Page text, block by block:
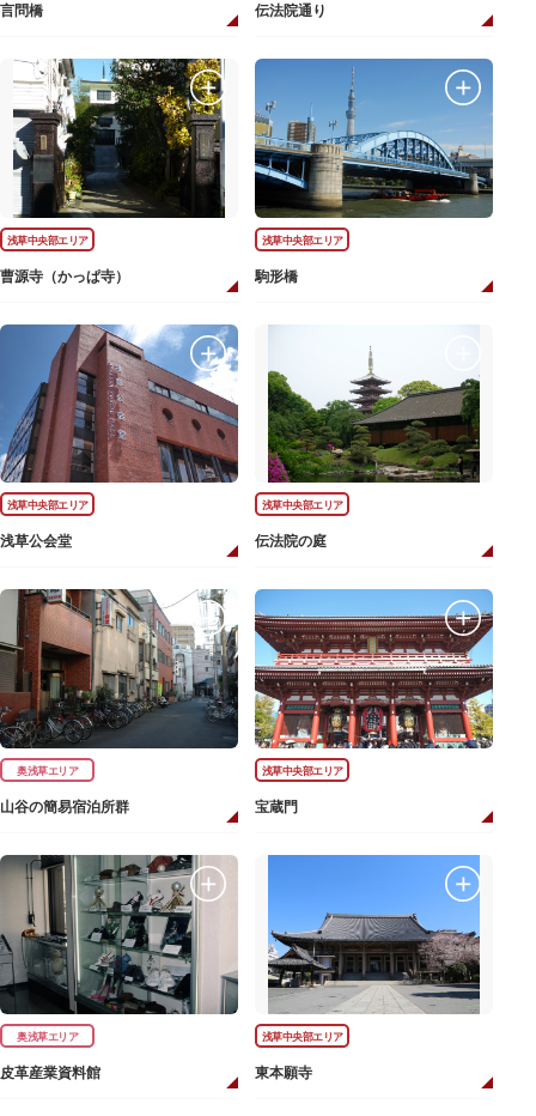
言問橋 伝法院通り
浅草中央部エリア
曹源寺（かっぱ寺）
浅草中央部エリア
駒形橋
浅草中央部エリア
浅草公会堂
浅草中央部エリア
伝法院の庭
奥浅草エリア
山谷の簡易宿泊所群
浅草中央部エリア
宝蔵門
奥浅草エリア
皮革産業資料館
浅草中央部エリア
東本願寺